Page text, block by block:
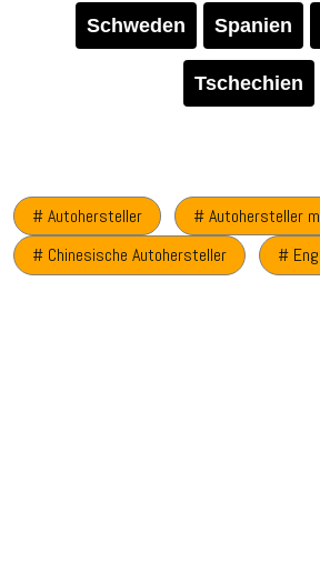
Schweden Spanien
Tschechien
# Autohersteller
# Autohersteller
# Chinesische Autohersteller
#